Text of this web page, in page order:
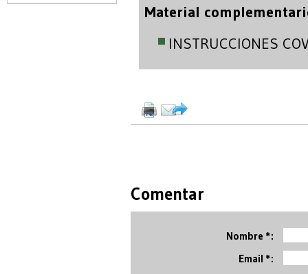
Material
INSTRUCCIONES
Comentar
Nombre *:
Email *: